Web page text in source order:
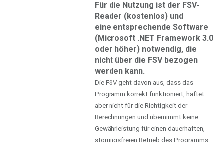
Für die Nutzung ist der FSV-
Reader (kostenlos) und
eine entsprechende Software
(Microsoft .NET Framework 3.0
oder höher) notwendig, die
nicht über die FSV bezogen
werden kann.
Die FSV geht davon aus, dass das
Programm korrekt funktioniert, haftet
aber nicht für die Richtigkeit der
Berechnungen und übernimmt keine
Gewährleistung für einen dauerhaften,
störungsfreien Betrieb des Programms.